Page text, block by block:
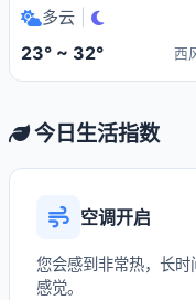
多云
23° ~ 32° 西
今日生活指数
空调开启
您会感到非常热，长
感觉。